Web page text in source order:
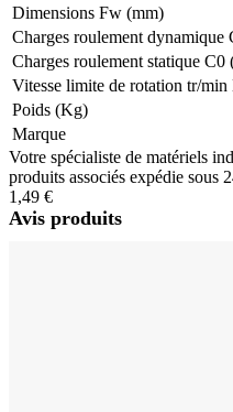
Dimensions Fw (mm)
Charges roulement dynamique
Charges roulement statique C0
Vitesse limite de rotation tr/
Poids (Kg)
Marque
Votre spécialiste de matériels
produits associés expédie sous
1,49 €
Avis produits